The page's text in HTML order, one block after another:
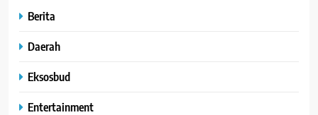
Berita
Daerah
Eksosbud
Entertainment